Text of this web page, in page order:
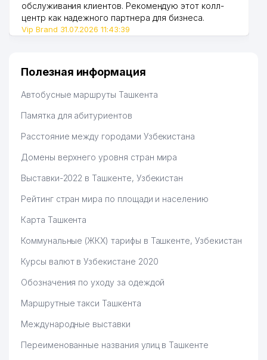
обслуживания клиентов. Рекомендую этот колл-
центр как надежного партнера для бизнеса.
Vip Brand 31.07.2026 11:43:39
Полезная информация
Автобусные маршруты Ташкента
Памятка для абитуриентов
Расстояние между городами Узбекистана
Домены верхнего уровня стран мира
Выставки-2022 в Ташкенте, Узбекистан
Рейтинг стран мира по площади и населению
Карта Ташкента
Коммунальные (ЖКХ) тарифы в Ташкенте, Узбекистан
Курсы валют в Узбекистане 2020
Обозначения по уходу за одеждой
Маршрутные такси Ташкента
Международные выставки
Переименованные названия улиц в Ташкенте